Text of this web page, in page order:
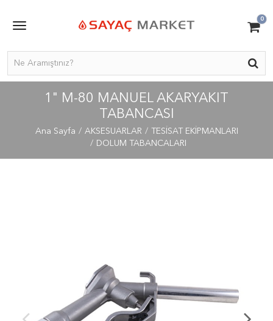
0
1" M-80 MANUEL AKARYAKIT
TABANCASI
Ana Sayfa AKSESUARLAR
TESİSAT EKİPMANLARI
DOLUM TABANCALARI